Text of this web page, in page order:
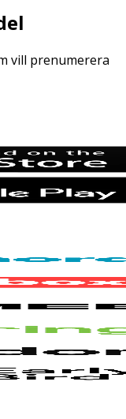
vill prenumerera